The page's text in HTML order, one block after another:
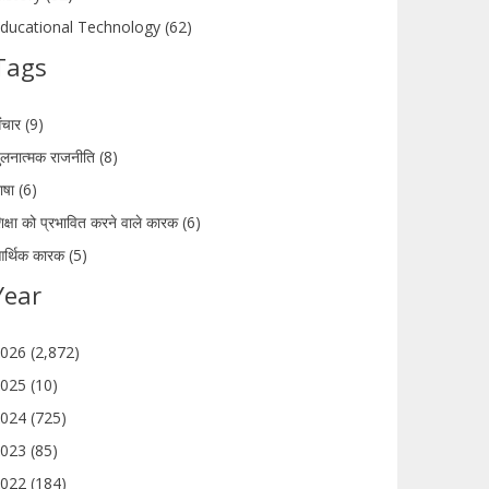
Technology (62)
(9)
राजनीति (8)
(6)
को प्रभावित करने वाले कारक (6)
कारक (5)
(2,872)
(10)
(725)
(85)
(184)